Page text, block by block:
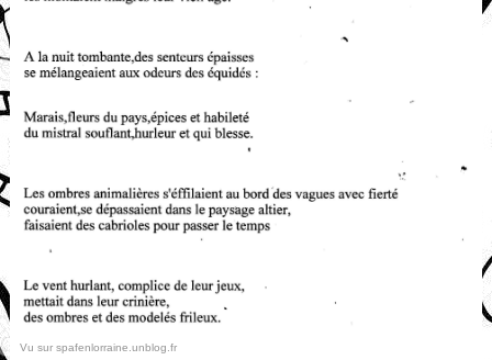
Vu sur spafenlorraine.unblog.fr